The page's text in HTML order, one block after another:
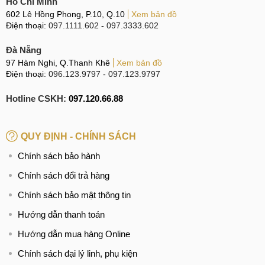
nguồn gốc.
Nói không với linh kiện kém chất lượng
Care luôn ưu tiên chất lượng, tuyệt đối không dùng linh
kiện kém, tránh ảnh hưởng đến thiết bị cũng như trải
nghiệm người dùng.
Giá rẻ nhất thị trường
Giá rẻ, cạnh tranh nhất thị trường
thấu hiểu nhu cầu và mong muốn của khách hàng. Chính vì
vậy, trung tâm không ngừng tối ưu chi phí, cam kết mang
đến những dịch vụ chất lượng cao với mức giá tốt nhất.
602 Lê Hồng Phong, P.10, Q.10
Xem bản đồ
Điện thoại: 097.1111.602 - 097.3333.602
Đà Nẵng
97 Hàm Nghi, Q.Thanh Khê
Xem bản đồ
Điện thoại: 096.123.9797 - 097.123.9797
Hotline CSKH: 097.120.66.88
QUY ĐỊNH - CHÍNH SÁCH
Chính sách bảo hành
Chính sách đổi trả hàng
Chính sách bảo mật thông tin
Hướng dẫn thanh toán
Hướng dẫn mua hàng Online
Chính sách đại lý linh, phụ kiện